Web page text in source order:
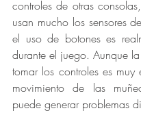
controles de otras
usan mucho los sensores
el uso de botones es
durante el juego. Aunque
tomar los controles es
movimiento de las
puede generar problemas